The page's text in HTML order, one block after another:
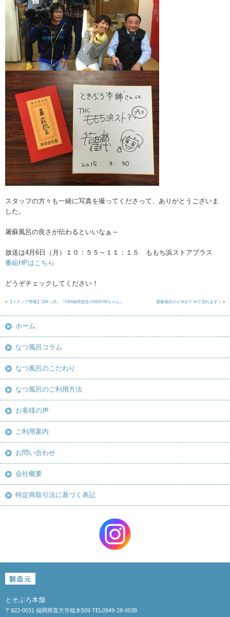
スタッフの方々も一緒に写真を撮ってくださって、ありがとうございま
した。
屠蘇風呂の良さが伝わるといいなぁ～
放送は4月6日（月）１０：５５～１１：１５ ももち浜ストアプラス
番組HPはこちら
どうぞチェックしてください！
« 【メディア情報】12/8（月）『FBS福岡放送のNEWS5ちゃん』 屠蘇風呂のＣＭがＦＭで流れます！ »
ホーム
なつ風呂コラム
なつ風呂のこだわり
なつ風呂のご利用方法
お客様の声
ご利用案内
お問い合わせ
会社概要
特定商取引法に基づく表記
とそぶろ本舗
〒822-0031 福岡県直方市植木509 TEL0949-28-0038